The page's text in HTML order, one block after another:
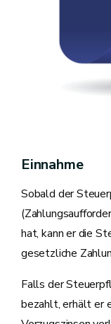
Einnahme
Sobald der
hat, kann er die
gesetzliche
Falls der
bezahlt, erhält er